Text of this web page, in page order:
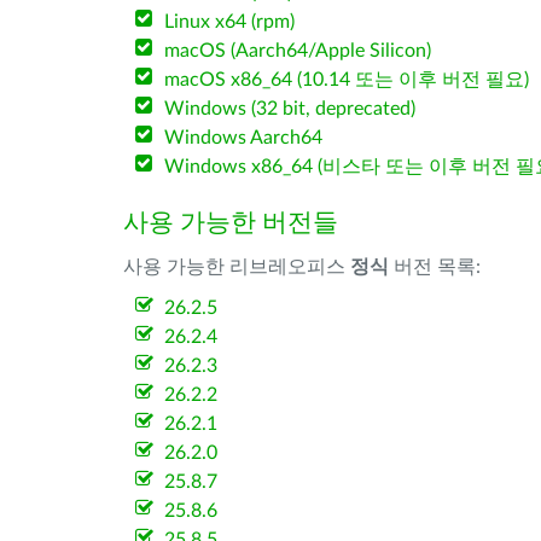
Linux x64 (rpm)
macOS (Aarch64/Apple Silicon)
macOS x86_64 (10.14 또는 이후 버전 필요)
Windows (32 bit, deprecated)
Windows Aarch64
Windows x86_64 (비스타 또는 이후 버전 필
사용 가능한 버전들
사용 가능한 리브레오피스 정식 버전 목록:
26.2.5
26.2.4
26.2.3
26.2.2
26.2.1
26.2.0
25.8.7
25.8.6